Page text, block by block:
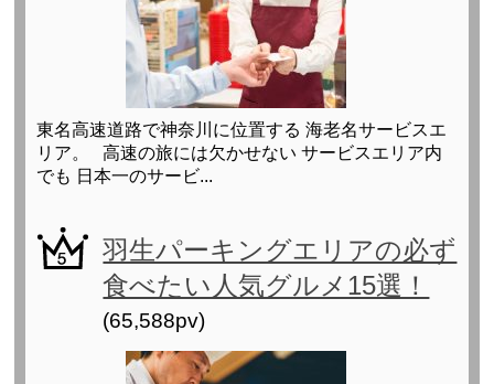
東名高速道路で神奈川に位置する 海老名サービスエ
リア。 高速の旅には欠かせない サービスエリア内
でも 日本一のサービ...
羽生パーキングエリアの必ず
食べたい人気グルメ15選！
(65,588pv)